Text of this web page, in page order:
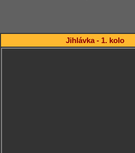
Jihlávka - 1. kolo